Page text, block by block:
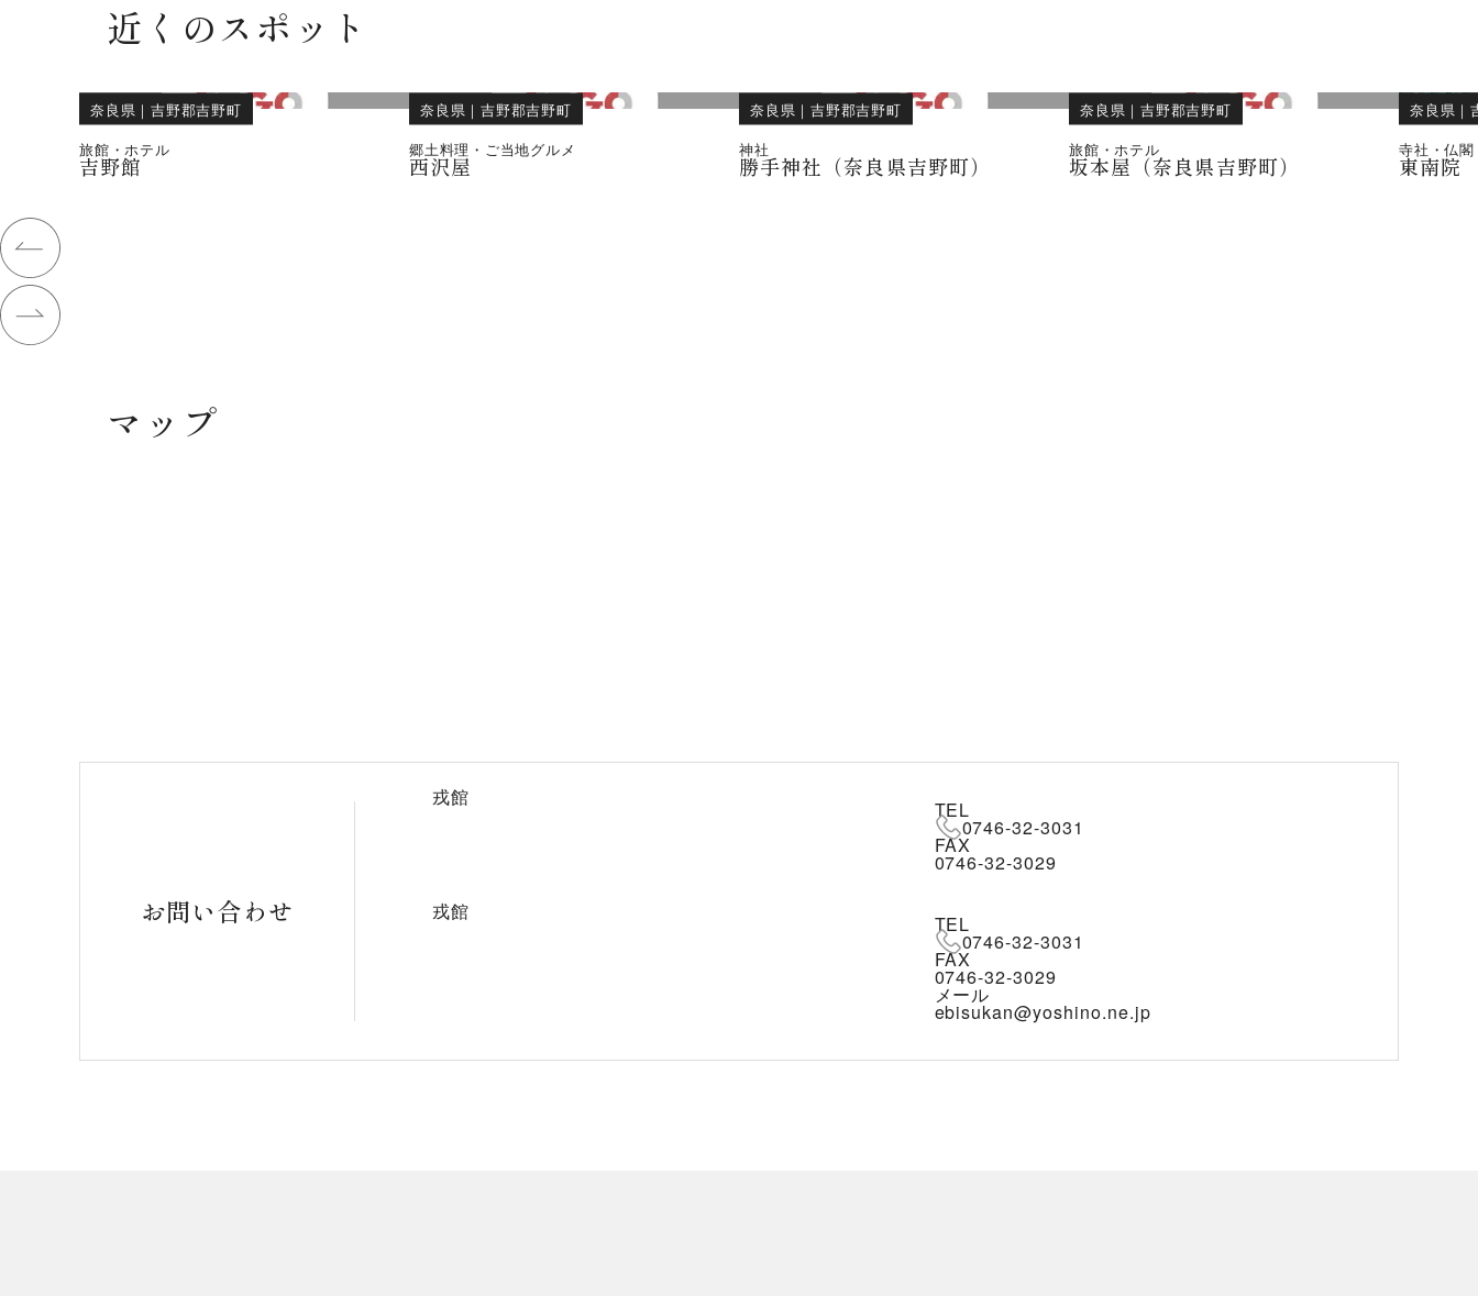
近くのスポット
奈良県 ｜吉野郡吉野町
旅館・ホテル
吉野館
奈良県 ｜吉野郡吉野町
郷土料理・ご当地グルメ
西沢屋
奈良県 ｜吉野郡吉野町
神社
勝手神社（奈良県吉野町）
奈良県 ｜吉野郡吉野町
旅館・ホテル
坂本屋（奈良県吉野町）
奈良県 ｜
寺社・仏閣
東南院
マップ
お問い合わせ
戎館
TEL
0746-32-3031
FAX
0746-32-3029
戎館
TEL
0746-32-3031
FAX
0746-32-3029
メール
ebisukan@yoshino.ne.jp